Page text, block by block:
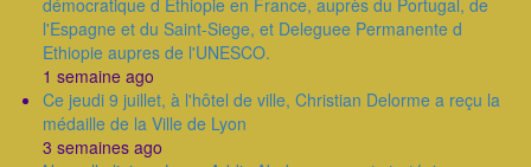
démocratique d Ethiopie en France, auprès du Portugal, de
l'Espagne et du Saint-Siege, et Deleguee Permanente d
Ethiopie aupres de l'UNESCO.
1 semaine ago
Ce jeudi 9 juillet, à l'hôtel de ville, Christian Delorme a reçu la
médaille de la Ville de Lyon
3 semaines ago